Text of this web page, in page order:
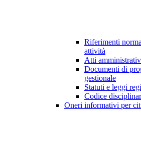
Riferimenti
attività
Atti
Documenti di
gestionale
Statuti e leggi
Codice
Oneri informativi per